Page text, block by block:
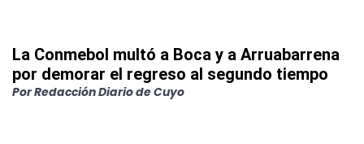
La Conmebol multó a Boca y a Arruabarrena
por demorar el regreso al segundo tiempo
PorRedacción Diario de Cuyo